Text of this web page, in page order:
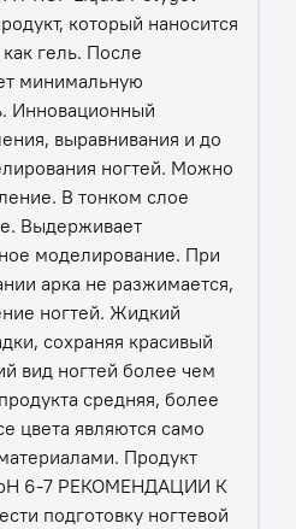
который наносится
гель. После
минимальную
Инновационный
выравнивания и до
ногтей. Можно
В тонком слое
Выдерживает
моделирование. При
арка не разжимается,
ногтей. Жидкий
сохраняя красивый
вид ногтей более чем
средняя, более
цвета являются само
Продукт
6-7 РЕКОМЕНДАЦИИ К
подготовку ногтевой